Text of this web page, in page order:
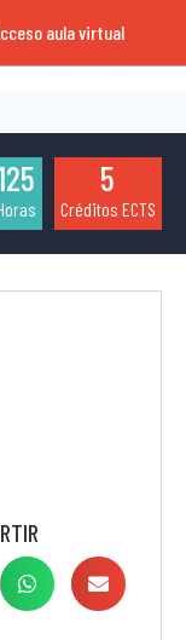
aula virtual
5
Créditos ECTS